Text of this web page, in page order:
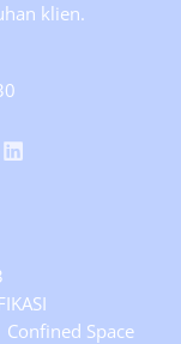
klien.
Space